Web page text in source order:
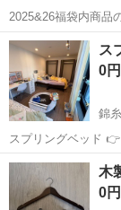
2025&26福袋内商品のタ
(2025福袋より) ①ステンレスボトルA 355ml ( 2026 福袋より) ②ステ
ンレス...
東京 墨田区
ス
0円
錦
スプリングベッド 👉 茗荷谷駅の家付近。自分で取りに行く必要あ
る。 明日18日は、16:00〜20:00の間に時間厳守で来られる場合のみ対
応可能です。 19日
可...
東京 墨田区
木
0円